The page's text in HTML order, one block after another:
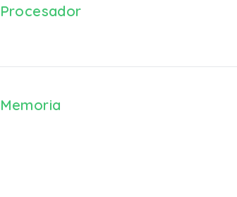
Procesador
Memoria